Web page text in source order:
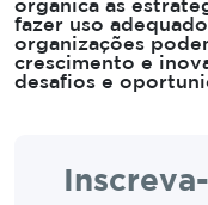
orgânica às
fazer uso
organizações
crescimento e
desafios e